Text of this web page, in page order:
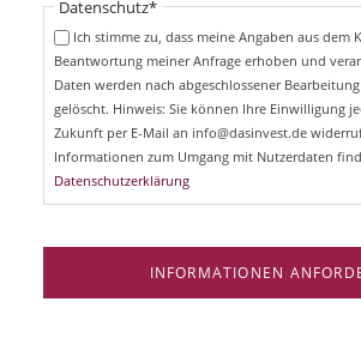
f
Pflichtfeld
Datenschutz*
Ich stimme zu, dass meine Angaben aus dem
Beantwortung meiner Anfrage erhoben und
Daten werden nach abgeschlossener
gelöscht. Hinweis: Sie können Ihre Einwilligung
Zukunft per E-Mail an info@dasinvest.de
Informationen zum Umgang mit Nutzerdaten
Datenschutzerklärung
INFORMATIONEN